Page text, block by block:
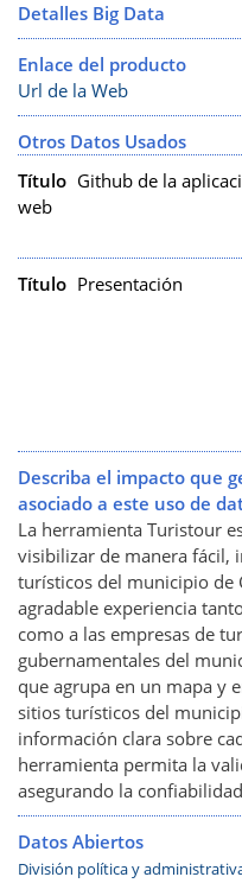
Detalles Big Data
Enlace del producto
Url de la Web
Otros Datos Usados
Título Github de la
web
Título Presentación
Describa el impacto que
asociado a este uso de
La herramienta Turistour
visibilizar de manera fácil,
turísticos del municipio
agradable experiencia
como a las empresas de
gubernamentales del
que agrupa en un mapa y
sitios turísticos del
información clara sobre
herramienta permita la
asegurando la
Datos Abiertos
División política y